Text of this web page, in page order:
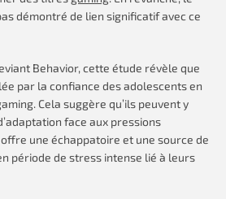
démontré de lien significatif avec ce
Behavior, cette étude révèle que
par la confiance des adolescents en
Cela suggère qu’ils peuvent y
face aux pressions
une échappatoire et une source de
période de stress intense lié à leurs